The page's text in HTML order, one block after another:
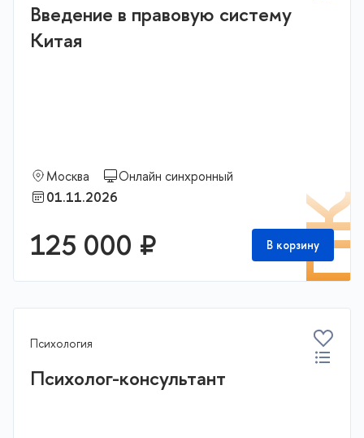
Введение в правовую систему
Китая
Москва
Онлайн синхронный
01.11.2026
125 000 ₽ В корзину
Психология
Психолог-консультант